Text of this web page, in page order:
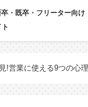
・既卒・フリーター向け
!営業に使える9つの心